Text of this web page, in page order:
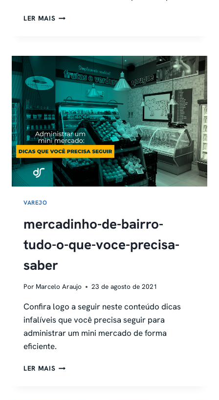
LER MAIS REPOSIÇÃO
FIFO
E
PONTO
PEDIDO
VAREJO
mercadinho-de-bairro-
tudo-o-que-voce-precisa-
saber
Por Marcelo Araujo 23 de agosto de 2021
Confira logo a seguir neste conteúdo dicas
infalíveis que você precisa seguir para
administrar um mini mercado de forma
eficiente.
LER MAIS MERCADINHO-